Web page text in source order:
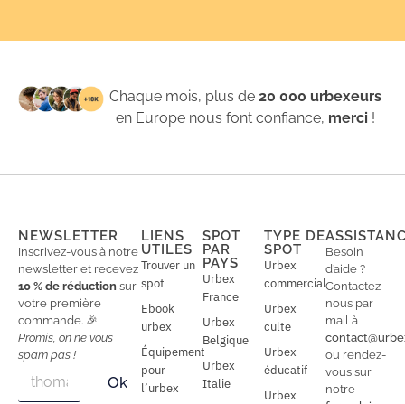
Chaque mois, plus de20 000 urbexeurs
en Europe nous font confiance, merci !
NEWSLETTER
Inscrivez-vous à notre
newsletter et recevez
10 % de réduction sur
votre première
commande. 🎉
Promis, on ne vous
spam pas !
a
Ok
LIENS
UTILES
Trouver un
spot
Ebook
urbex
Équipement
pour
l’urbex
SPOT
PAR
PAYS
Urbex
France
Urbex
Belgique
Urbex
Italie
TYPE DE
SPOT
Urbex
commercial
Urbex
culte
Urbex
éducatif
Urbex
Besoin
d’aide ?
Contactez-
nous par
mail à
ou rendez-
vous sur
notre